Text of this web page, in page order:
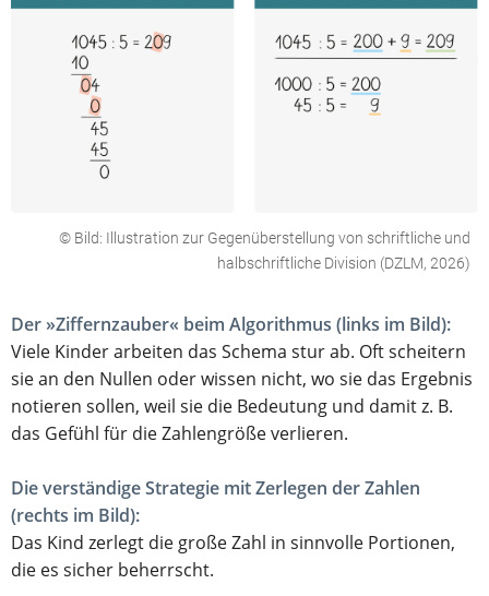
Illustration zur Gegenüberstellung von schriftliche und
halbschriftliche Division (DZLM, 2026)
Der »Ziffernzauber« beim Algorithmus (links im Bild):
Viele Kinder arbeiten das Schema stur ab. Oft scheitern
sie an den Nullen oder wissen nicht, wo sie das Ergebnis
notieren sollen, weil sie die Bedeutung und damit z. B.
das Gefühl für die Zahlengröße verlieren.
Die verständige Strategie mit Zerlegen der Zahlen
(rechts im Bild):
Das Kind zerlegt die große Zahl in sinnvolle Portionen,
die es sicher beherrscht.